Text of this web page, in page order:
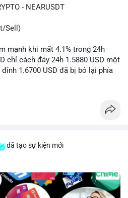
- NEARUSDT
Sell)
mạnh khi mất 4.1% trong 24h
chỉ cách đáy 24h 1.5880 USD một
1.6700 USD đã bị bỏ lại phía
giao dịch 10.29 triệu NEAR
- TP): TP1: 1.5700, TP2: 1.5500
lệnh với rủi ro tối đa 1-2% tài
đã tạo sự kiện mới